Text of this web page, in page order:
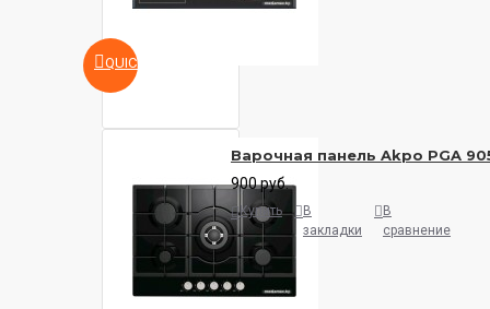
QUICKVIEW
Варочная панель Akpo PGA
900 руб.
Купить
В
закладки
В
сравнение